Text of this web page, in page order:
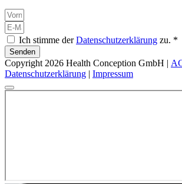
Ich stimme derDatenschutzerklärung zu. *
Senden
Copyright 2026 Health Conception GmbH |
Datenschutzerklärung | Impressum